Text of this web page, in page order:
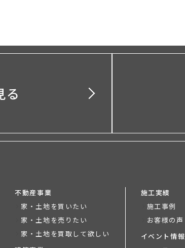
る
不動産事業
家・土地を買いたい
家・土地を売りたい
家・土地を買取して欲しい
施工実績
施工事例
お客様の声
イベント情報